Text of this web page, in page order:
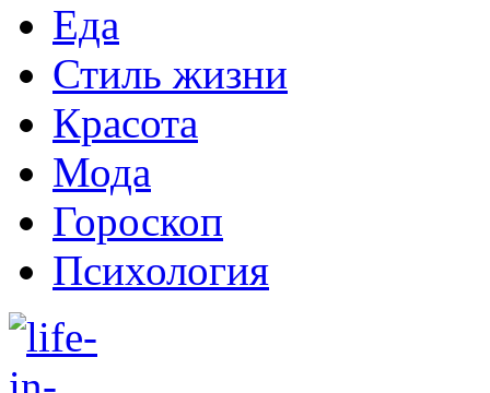
Еда
Стиль жизни
Красота
Мода
Гороскоп
Психология